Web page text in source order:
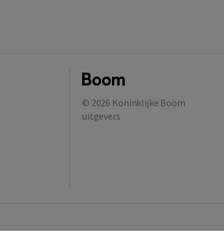
© 2026 Koninklijke Boom
uitgevers